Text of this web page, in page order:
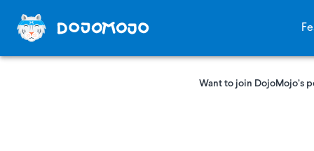
Want to join DojoMojo’s